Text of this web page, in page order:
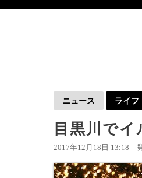
ニュース ライフ
目黒川で
2017年12月18日 13:18